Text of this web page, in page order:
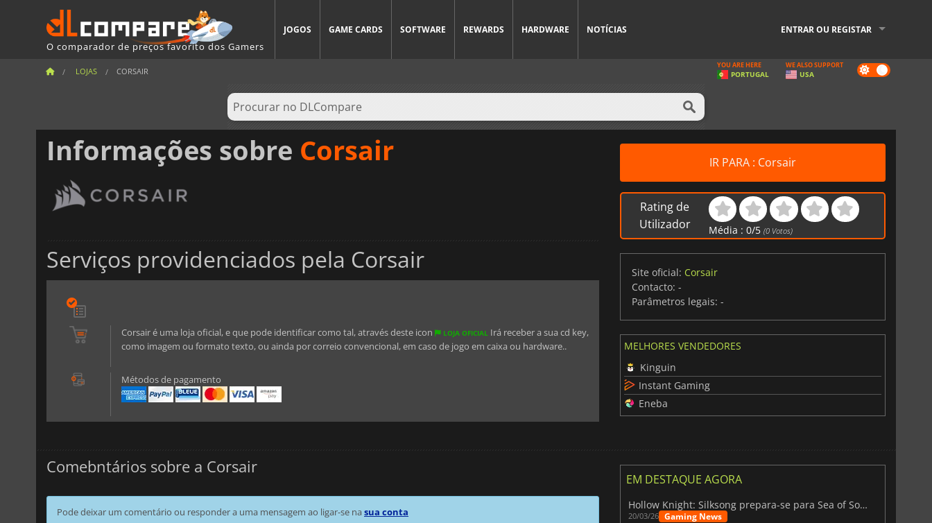
O comparador de preços favorito dos Gamers
JOGOS GAME CARDS SOFTWARE REWARDS HARDWARE NOTÍCIAS ENTRAR OU REGISTAR
LOJAS CORSAIR Dark
mode
YOU ARE HERE
PORTUGAL
WE ALSO SUPPORT
USA
Informações sobre Corsair
Serviços providenciados pela Corsair
Corsair é uma loja oficial, e que pode identificar como tal, através deste icon LOJA OFICIALIrá receber a sua cd key,
como imagem ou formato texto, ou ainda por correio convencional, em caso de jogo em caixa ou hardware..
Métodos de pagamento
IR PARA : Corsair
Rating de
Utilizador
Média :0/5 (0 Votos)
Site oficial: Corsair
Contacto: -
Parâmetros legais: -
MELHORES VENDEDORES
Kinguin
Instant Gaming
Eneba
Comebntários sobre a Corsair
Pode deixar um comentário ou responder a uma mensagem ao ligar-se nasua conta
EM DESTAQUE AGORA
Hollow Knight: Silksong prepara-se para Sea of Sorrow com um patch
20/03/26 Gaming News